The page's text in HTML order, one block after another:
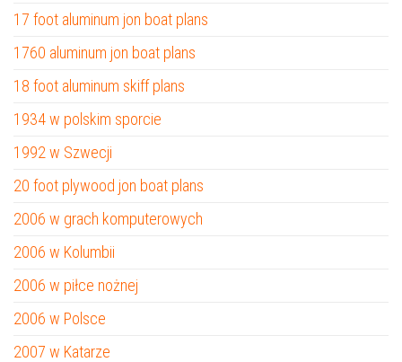
17 foot aluminum jon boat plans
1760 aluminum jon boat plans
18 foot aluminum skiff plans
1934 w polskim sporcie
1992 w Szwecji
20 foot plywood jon boat plans
2006 w grach komputerowych
2006 w Kolumbii
2006 w piłce nożnej
2006 w Polsce
2007 w Katarze